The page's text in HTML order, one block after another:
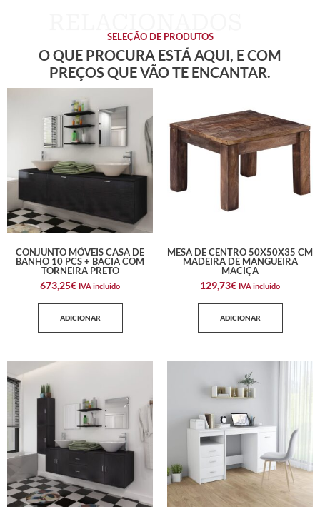
SELEÇÃO DE PRODUTOS
O QUE PROCURA ESTÁ AQUI, E COM
PREÇOS QUE VÃO TE ENCANTAR.
CONJUNTO MÓVEIS CASA DE
BANHO 10 PCS + BACIA COM
TORNEIRA PRETO
673,25€ IVA incluido
ADICIONAR
MESA DE CENTRO 50X50X35 CM
MADEIRA DE MANGUEIRA
MACIÇA
129,73€ IVA incluido
ADICIONAR